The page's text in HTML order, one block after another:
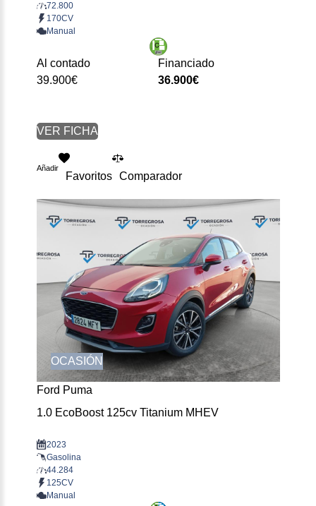
72.800
170CV
Manual
Al contado
39.900€
Financiado
36.900€
VER FICHA
Añadir
Favoritos Comparador
OCASIÓN
Ford Puma
1.0 EcoBoost 125cv Titanium MHEV
2023
Gasolina
44.284
125CV
Manual